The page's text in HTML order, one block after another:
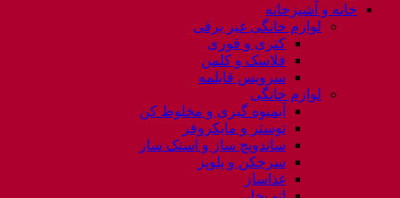
خانه و آشپزخانه
لوازم خانگی غیر برقی
کتری و قوری
فلاسک و کلمن
سرویس قابلمه
لوازم خانگی
آبمیوه گیری و مخلوط کن
توستر و مایکروفر
ساندویچ ساز و اسنک ساز
سرخکن و پلوپز
غذاساز